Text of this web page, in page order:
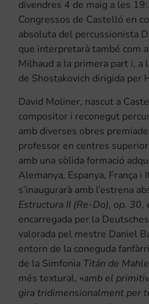
divendres 4 de maig a les
Congressos de Castelló en
absoluta del percussionista
que interpretarà també com
Milhaud a la primera part i, a
de Shostakovich dirigida per
David Moliner, nascut a
compositor i reconegut
amb diverses obres
professor en centres
amb una sòlida formació
Alemanya, Espanya, França i
s’inaugurarà amb l’estrena
Estructura II (Re-Do), op. 30,
encarregada per la
valorada pel mestre Daniel
entorn de la coneguda
de la Simfonia Titán de
més textural, «amb el
gira tridimensionalment per